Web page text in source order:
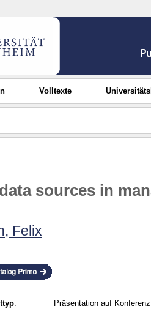
Volltexte
sources in
Felix
:
Präsentation auf Konferenz